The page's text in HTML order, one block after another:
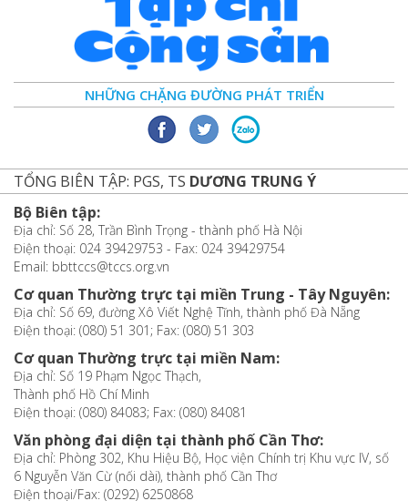
NHỮNG CHẶNG ĐƯỜNG PHÁT TRIỂN
TỔNG BIÊN TẬP: PGS, TS DƯƠNG TRUNG Ý
Bộ Biên tập:
Địa chỉ: Số 28, Trần Bình Trọng - thành phố Hà Nội
Điện thoại: 024 39429753 - Fax: 024 39429754
Email: bbttccs@tccs.org.vn
Cơ quan Thường trực tại miền Trung - Tây Nguyên:
Địa chỉ: Số 69, đường Xô Viết Nghệ Tĩnh, thành phố Đà Nẵng
Điện thoại: (080) 51 301; Fax: (080) 51 303
Cơ quan Thường trực tại miền Nam:
Địa chỉ: Số 19 Phạm Ngọc Thạch,
Thành phố Hồ Chí Minh
Điện thoại: (080) 84083; Fax: (080) 84081
Văn phòng đại diện tại thành phố Cần Thơ:
Địa chỉ: Phòng 302, Khu Hiệu Bộ, Học viện Chính trị Khu vực IV, số
6 Nguyễn Văn Cừ (nối dài), thành phố Cần Thơ
Điện thoại/Fax: (0292) 6250868